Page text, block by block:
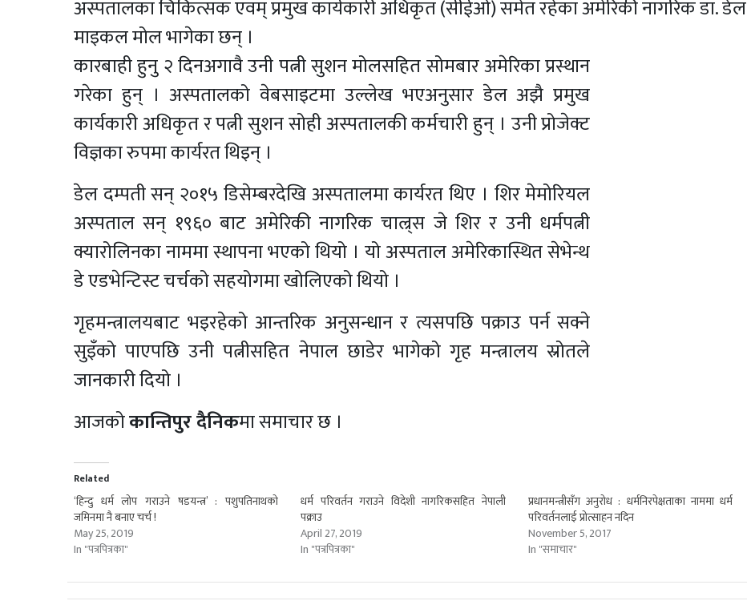
अस्पतालका चिकित्सक एवम् प्रमुख कार्यकारी अधिकृत (सीईओ) समेत रहेका अमेरिकी नागरिक डा. डेल
माइकल मोल भागेका छन् ।
कारबाही हुनु २ दिनअगावै उनी पत्नी सुशन मोलसहित सोमबार अमेरिका प्रस्थान
गरेका हुन् । अस्पतालको वेबसाइटमा उल्लेख भएअनुसार डेल अझै प्रमुख
कार्यकारी अधिकृत र पत्नी सुशन सोही अस्पतालकी कर्मचारी हुन् । उनी प्रोजेक्ट
विज्ञका रुपमा कार्यरत थिइन् ।
डेल दम्पती सन् २०१५ डिसेम्बरदेखि अस्पतालमा कार्यरत थिए । शिर मेमोरियल
अस्पताल सन् १९६० बाट अमेरिकी नागरिक चाल्र्स जे शिर र उनी धर्मपत्नी
क्यारोलिनका नाममा स्थापना भएको थियो । यो अस्पताल अमेरिकास्थित सेभेन्थ
डे एडभेन्टिस्ट चर्चको सहयोगमा खोलिएको थियो ।
गृहमन्त्रालयबाट भइरहेको आन्तरिक अनुसन्धान र त्यसपछि पक्राउ पर्न सक्ने
सुइँको पाएपछि उनी पत्नीसहित नेपाल छाडेर भागेको गृह मन्त्रालय स्रोतले
जानकारी दियो ।
आजकोकान्तिपुर दैनिकमा समाचार छ ।
Related
‘हिन्दु धर्म लोप गराउने षडयन्त्र’ : पशुपतिनाथको
जमिनमा नै बनाए चर्च !
May 25, 2019
In "पत्रपित्रका"
धर्म परिवर्तन गराउने विदेशी नागरिकसहित नेपाली
पक्राउ
April 27, 2019
In "पत्रपित्रका"
प्रधानमन्त्रीसँग अनुरोध : धर्मनिरपेक्षताका नाममा धर्म
परिवर्तनलाई प्रोत्साहन नदिन
November 5, 2017
In "समाचार"